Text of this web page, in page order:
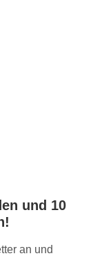
und 10
an und